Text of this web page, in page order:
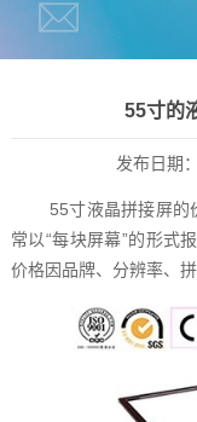
55寸的
发布日期：
55寸液晶拼接屏的
常以“每块屏幕”的形式
价格因品牌、分辨率、